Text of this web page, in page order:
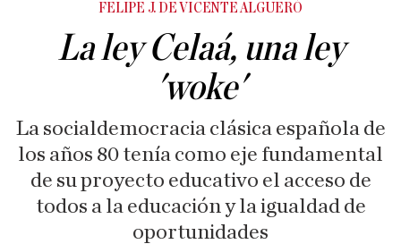
FELIPE J. DE VICENTE ALGUERÓ
La ley Celaá, una ley
'woke'
La socialdemocracia clásica española de
los años 80 tenía como eje fundamental
de su proyecto educativo el acceso de
todos a la educación y la igualdad de
oportunidades